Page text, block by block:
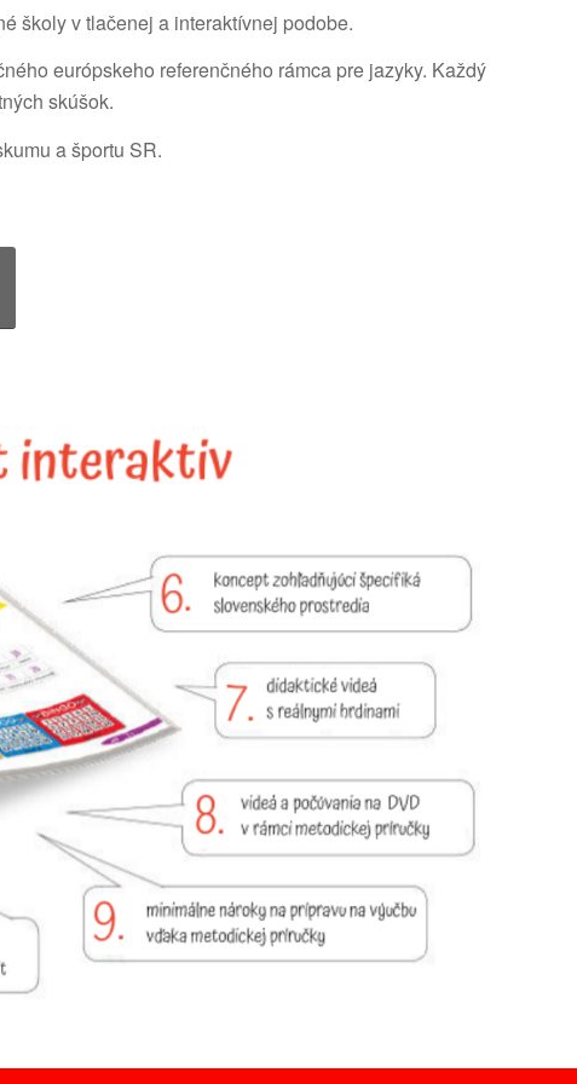
školy v tlačenej a interaktívnej podobe.
európskeho referenčného rámca pre jazyky. Každý
skúšok.
a športu SR.